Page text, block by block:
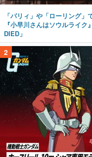
「パリィ」や「ローリング
『小早川さんはソウルライ
DIED」
2